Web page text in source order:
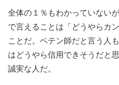
全体の１％もわかっていない
で言えることは「どうやらカ
ことだ。ペテン師だと言う人
はどうやら信用できそうだと
誠実な人だ。